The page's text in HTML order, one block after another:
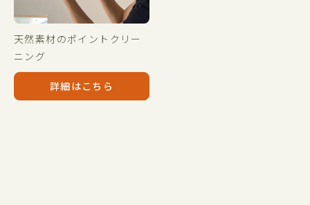
天然素材のポイントクリー
ニング
詳細はこちら